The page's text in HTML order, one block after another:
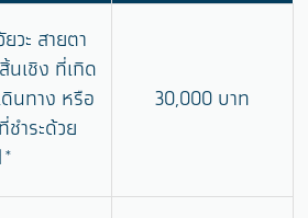
วะ สายตา
เชิง ที่เกิด
นทาง หรือ
ำระด้วย
30,000 บาท